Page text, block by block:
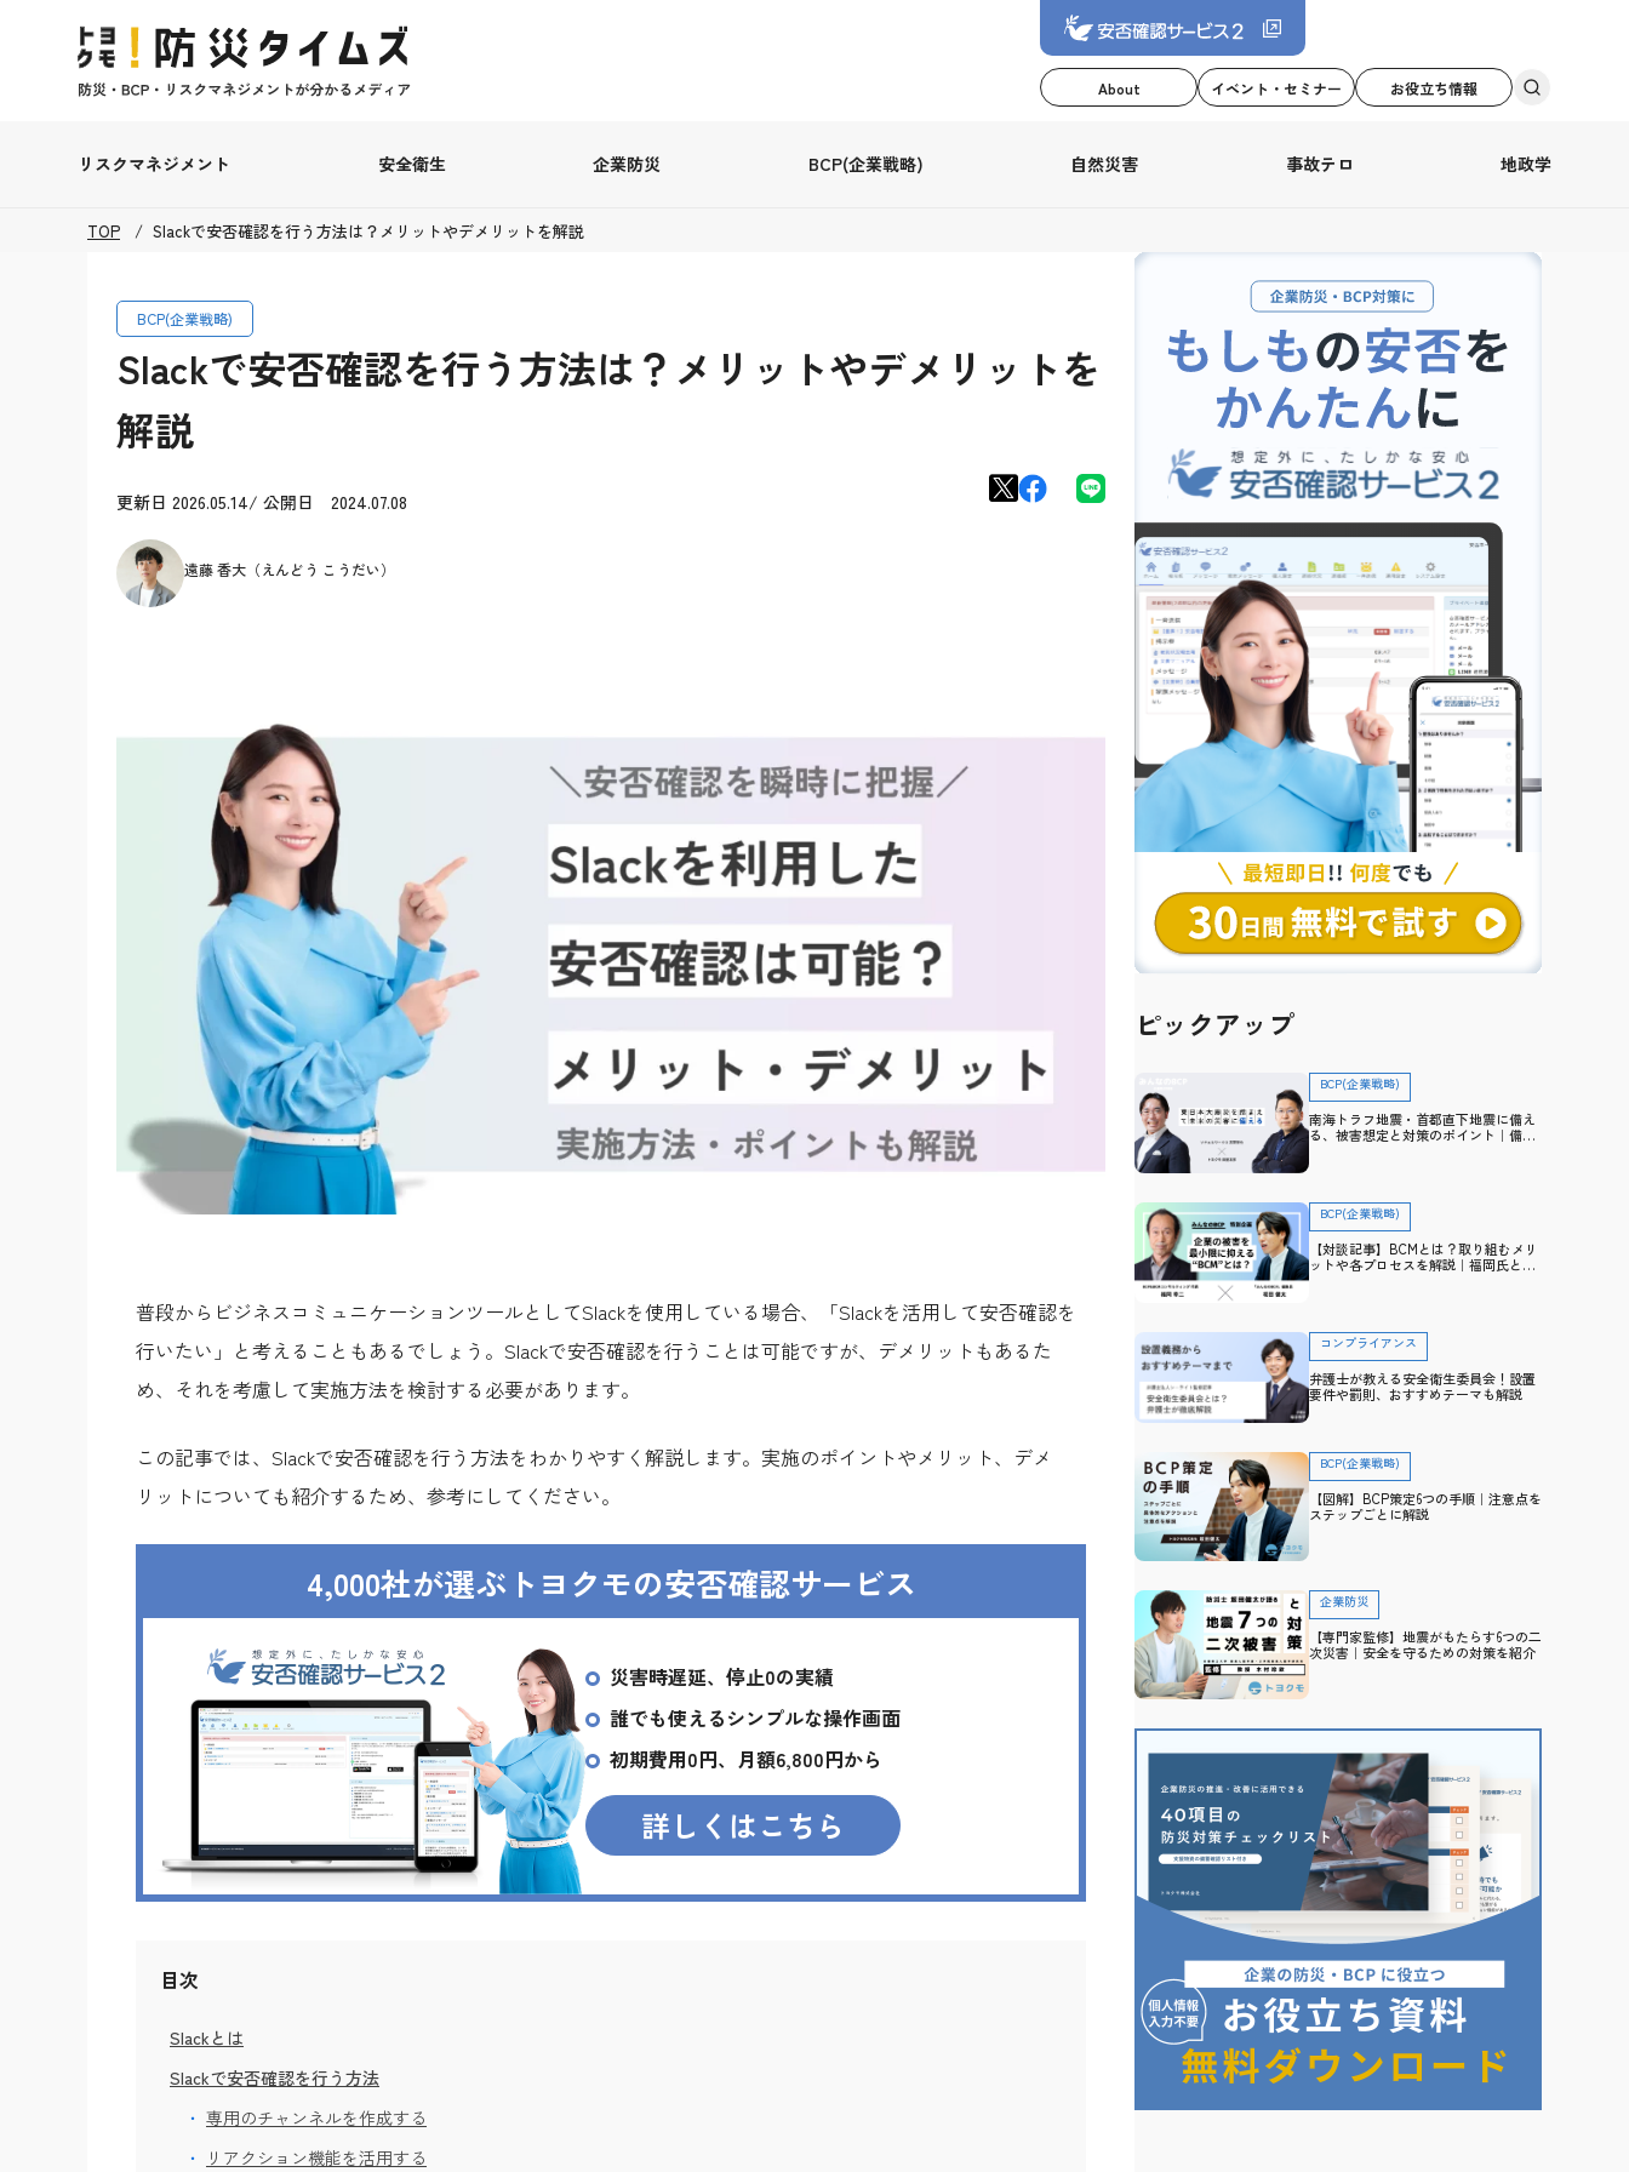
About イベント・セミナー お役立ち情報
リスクマネジメント 安全衛生 企業防災 BCP(企業戦略) 自然災害 事故テロ 地政学
TOP Slackで安否確認を行う方法は？メリットやデメリットを解説
BCP(企業戦略)
Slackで安否確認を行う方法は？メリットやデメリットを
解説
更新日 2026.05.14/ 公開日 2024.07.08
遠藤 香大（えんどう こうだい）
普段からビジネスコミュニケーションツールとしてSlackを使用している場合、「Slackを活用して安否確認を
行いたい」と考えることもあるでしょう。Slackで安否確認を行うことは可能ですが、デメリットもあるた
め、それを考慮して実施方法を検討する必要があります。
この記事では、Slackで安否確認を行う方法をわかりやすく解説します。実施のポイントやメリット、デメ
リットについても紹介するため、参考にしてください。
4,000社が選ぶトヨクモの安否確認サービス
災害時遅延、停止0の実績
誰でも使えるシンプルな操作画面
初期費用0円、月額6,800円から
詳しくはこちら
目次
Slackとは
Slackで安否確認を行う方法
専用のチャンネルを作成する
リアクション機能を活用する
ピックアップ
BCP(企業戦略)
南海トラフ地震・首都直下地震に備え
る、被害想定と対策のポイント｜備
BCP(企業戦略)
【対談記事】BCMとは？取り組むメリ
ットや各プロセスを解説｜福岡氏と防
コンプライアンス
弁護士が教える安全衛生委員会！設置
要件や罰則、おすすめテーマも解説
BCP(企業戦略)
【図解】BCP策定6つの手順｜注意点を
ステップごとに解説
企業防災
【専門家監修】地震がもたらす6つの二
次災害｜安全を守るための対策を紹介